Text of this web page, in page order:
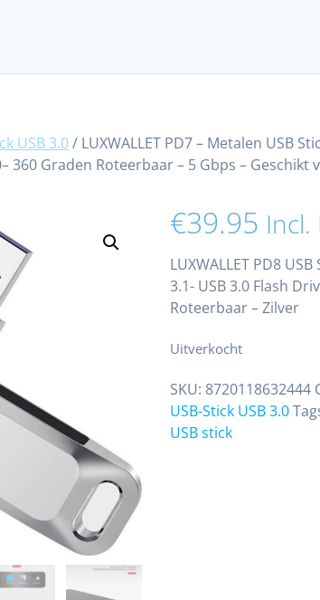
USB 3.0/ LUXWALLET PD7 – Metalen USB
360 Graden Roteerbaar – 5 Gbps –
€39.95 Incl.
LUXWALLET PD8
3.1- USB 3.0 Flash
Roteerbaar – Zilver
Uitverkocht
SKU: 8720118632444
USB-Stick USB 3.0
USB stick